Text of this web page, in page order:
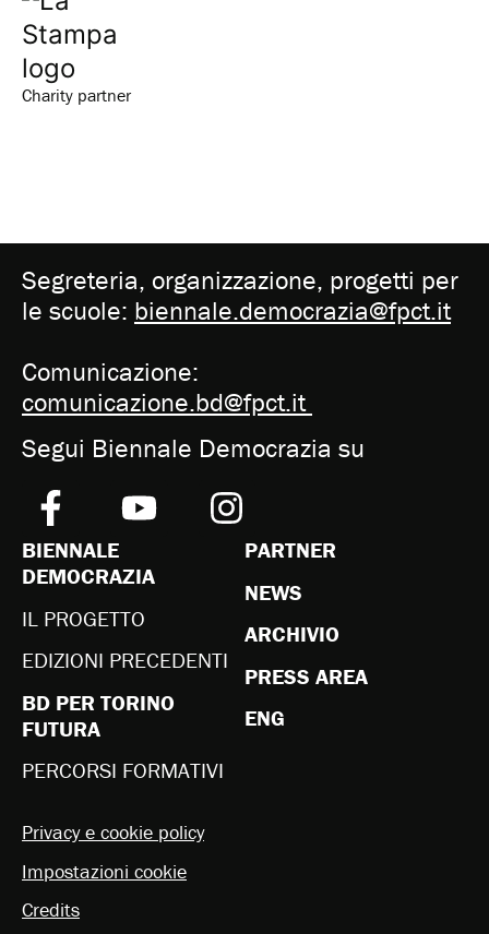
Charity partner
Segreteria, organizzazione, progetti per
le scuole: biennale.democrazia@fpct.it
Comunicazione:
comunicazione.bd@fpct.it
Segui Biennale Democrazia su
BIENNALE
DEMOCRAZIA
IL PROGETTO
EDIZIONI PRECEDENTI
BD PER TORINO
FUTURA
PERCORSI FORMATIVI
PARTNER
NEWS
ARCHIVIO
PRESS AREA
ENG
Privacy e cookie policy
Impostazioni cookie
Credits